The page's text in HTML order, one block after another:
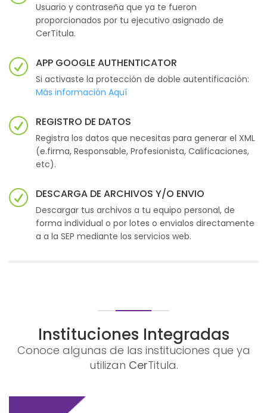
Usuario y contraseña que ya te fueron
proporcionados por tu ejecutivo asignado de
CerTitula.
APP GOOGLE AUTHENTICATOR
Si activaste la protección de doble autentificación:
Más información Aquí
REGISTRO DE DATOS
Registra los datos que necesitas para generar el XML
(e.firma, Responsable, Profesionista, Calificaciones,
etc).
DESCARGA DE ARCHIVOS Y/O ENVIO
Descargar tus archivos a tu equipo personal, de
forma individual o por lotes o envialos directamente
a a la SEP mediante los servicios web.
Instituciones Integradas
Conoce algunas de las instituciones que ya
utilizan CerTitula.